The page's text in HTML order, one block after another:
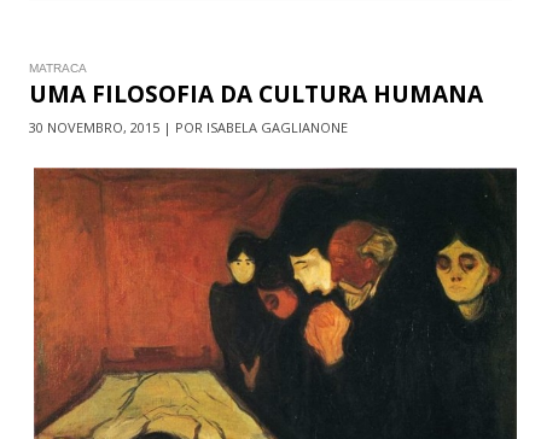
MATRACA
UMA FILOSOFIA DA CULTURA HUMANA
30 NOVEMBRO, 2015 | POR ISABELA GAGLIANONE